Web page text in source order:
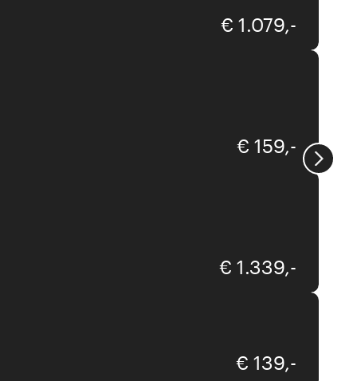
€ 1.079,-
Paul Neuhaus
€ 159,-kdln
€ 1.339,-
Fabas Luce
€ 139,-
Vistosi